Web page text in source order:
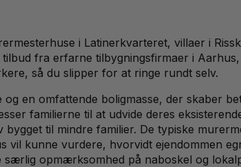
i Latinerkvarteret, villaer i
fra erfarne tilbygningsfirmaer i
så du slipper for at ringe rundt selv.
en omfattende boligmasse, der skaber
familierne til at udvide deres
til mindre familier. De typiske
kunne vurdere, hvorvidt ejendommen
opmærksomhed på naboskel og